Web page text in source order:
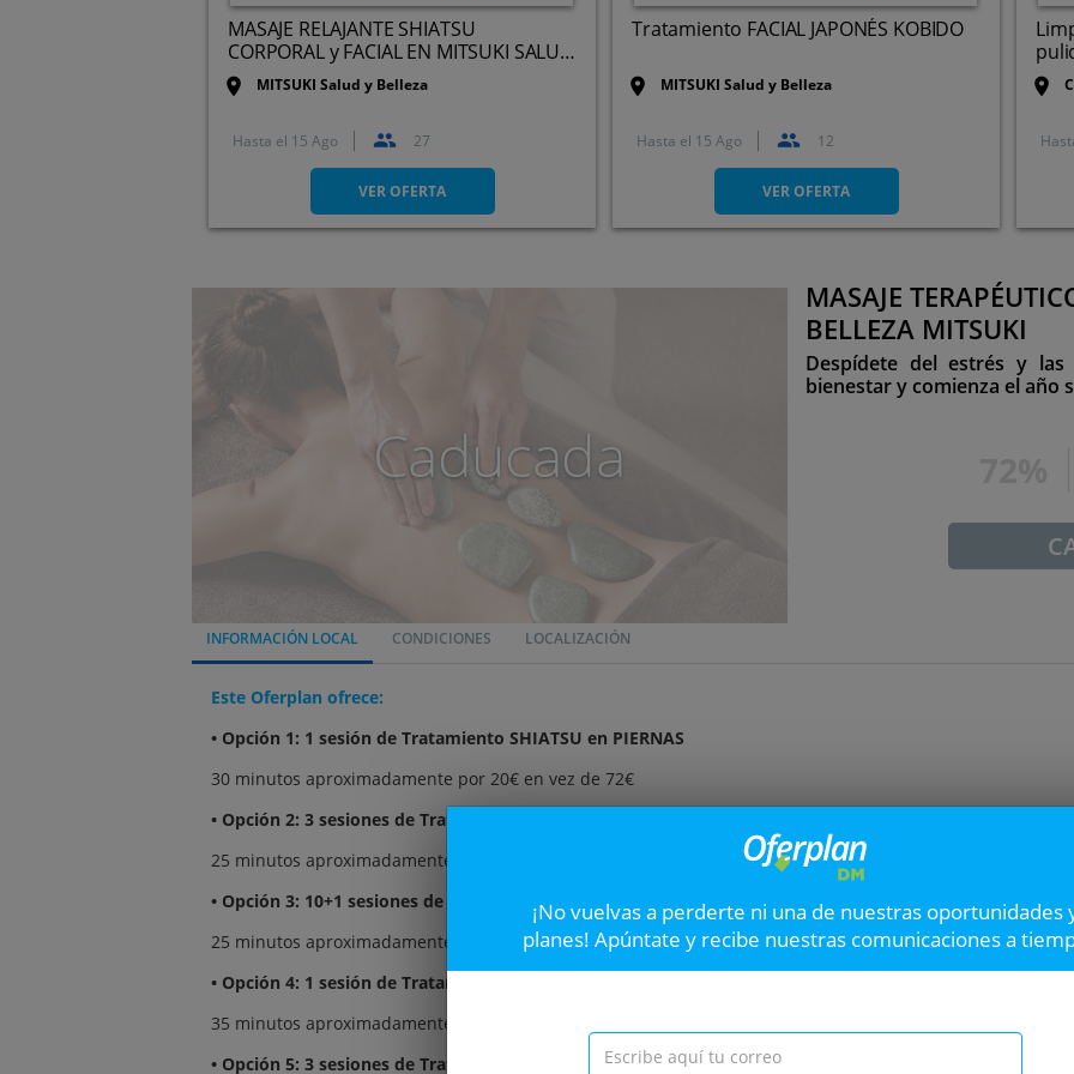
MASAJE RELAJANTE SHIATSU
CORPORAL y FACIAL EN MITSUKI SALUD
...
MITSUKI Salud y Belleza
C. Emilio Pino, 4, 1º Dcha.,
39002. Santander. Cantabria
Hasta el 15 Ago 27
VER OFERTA
Tratamiento FACIAL JAPONÉS KOBIDO
MITSUKI Salud y Belleza
C. Emilio Pino, 4, 1º Dcha.,
39002. Santander. Cantabria
Hasta el 15 Ago 12
VER OFERTA
Caducada
MASAJE
BELLEZA MITSUKI
Despídete del estrés y
bienestar y comienza el año
INFORMACIÓN LOCAL CONDICIONES LOCALIZACIÓN
Este Oferplan ofrece:
• Opción 1: 1 sesión de Tratamiento SHIATSU en PIERNAS
30 minutos aproximadamente por 20€ en vez de 72€
• Opción 2: 3 sesiones de Tratamiento SHIATSU en PIERNAS
25 minutos aproximadamente por 48€ en vez de 168€
• Opción 3: 10+1 sesiones de Tratamiento SHIATSU en PIERNAS
25 minutos aproximadamente por 140€ en vez de 280€
• Opción 4: 1 sesión de Tratamiento SHIATSU en ESPALDA con PIEDRAS de JADE
35 minutos aproximadamente por 20€ en vez de 72€
• Opción 5: 3 sesiones de Tratamiento SHIATSU en ESPALDA con PIEDRAS de JADE
¡No vuelvas a perderte ni una de nuestras oportunidades
planes! Apúntate y recibe nuestras comunicaciones a